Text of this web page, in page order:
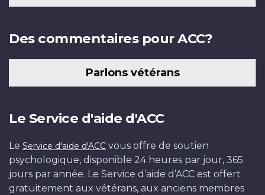
Des commentaires pour ACC?
Parlons vétérans
Le Service d'aide d'ACC
Le Service d'aide d'ACC vous offre de soutien
psychologique, disponible 24 heures par jour, 365
jours par année. Le Service d’aide d’ACC est offert
gratuitement aux vétérans, aux anciens membres